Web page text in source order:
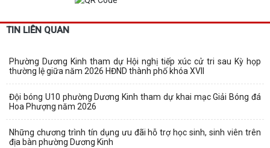
TIN LIÊN QUAN
Phường Dương Kinh tham dự Hội nghị tiếp xúc cử tri sau Kỳ họp
thường lệ giữa năm 2026 HĐND thành phố khóa XVII
Đội bóng U10 phường Dương Kinh tham dự khai mạc Giải Bóng đá
Hoa Phượng năm 2026
Những chương trình tín dụng ưu đãi hỗ trợ học sinh, sinh viên trên
địa bàn phường Dương Kinh